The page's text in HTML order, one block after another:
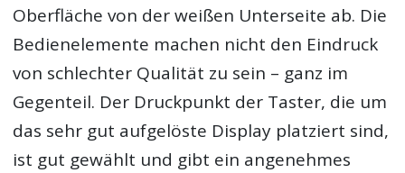
Oberfläche von der weißen Unterseite ab. Die
Bedienelemente machen nicht den Eindruck
von schlechter Qualität zu sein – ganz im
Gegenteil. Der Druckpunkt der Taster, die um
das sehr gut aufgelöste Display platziert sind,
ist gut gewählt und gibt ein angenehmes